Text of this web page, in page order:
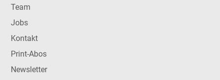
Team
Jobs
Kontakt
Print-Abos
Newsletter